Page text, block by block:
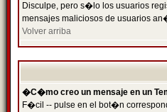
Disculpe, pero s�lo los usuarios
mensajes maliciosos de usuarios
Volver arriba
�C�mo creo un mensaje en un
F�cil -- pulse en el bot�n